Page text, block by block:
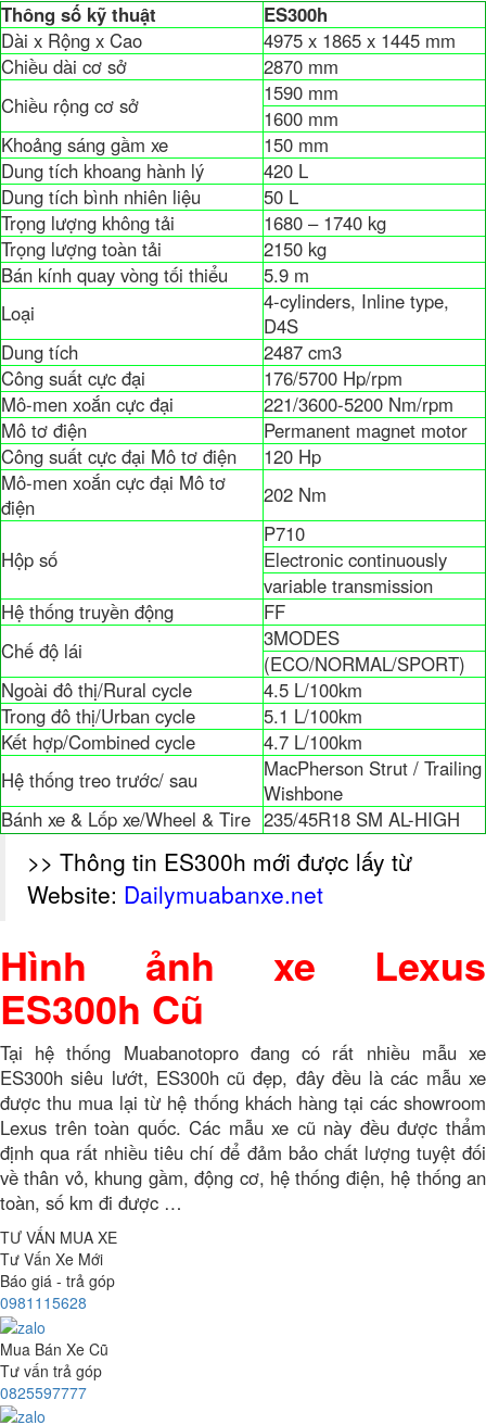
Thông số kỹ thuật
ES300h
Dài x Rộng x Cao
4975 x 1865 x 1445 mm
Chiều dài cơ sở
2870 mm
Chiều rộng cơ sở
1590 mm
1600 mm
Khoảng sáng gầm xe
150 mm
Dung tích khoang hành lý
420 L
Dung tích bình nhiên liệu
50 L
Trọng lượng không tải
1680 – 1740 kg
Trọng lượng toàn tải
2150 kg
Bán kính quay vòng tối thiểu
5.9 m
Loại
4-cylinders, Inline type,
D4S
Dung tích
2487 cm3
Công suất cực đại
176/5700 Hp/rpm
Mô-men xoắn cực đại
221/3600-5200 Nm/rpm
Mô tơ điện
Permanent magnet motor
Công suất cực đại Mô tơ điện
120 Hp
Mô-men xoắn cực đại Mô tơ
điện
202 Nm
Hộp số
P710
Electronic continuously
variable transmission
Hệ thống truyền động
FF
Chế độ lái
3MODES
(ECO/NORMAL/SPORT)
Ngoài đô thị/Rural cycle
4.5 L/100km
Trong đô thị/Urban cycle
5.1 L/100km
Kết hợp/Combined cycle
4.7 L/100km
Hệ thống treo trước/ sau
MacPherson Strut / Trailing
Wishbone
Bánh xe & Lốp xe/Wheel & Tire 235/45R18 SM AL-HIGH
>> Thông tin ES300h mới được lấy từ
Website: Dailymuabanxe.net
Hình ảnh xe Lexus
ES300h Cũ
Tại hệ thống Muabanotopro đang có rất nhiều mẫu xe
ES300h siêu lướt, ES300h cũ đẹp, đây đều là các mẫu xe
được thu mua lại từ hệ thống khách hàng tại các showroom
Lexus trên toàn quốc. Các mẫu xe cũ này đều được thẩm
định qua rất nhiều tiêu chí để đảm bảo chất lượng tuyệt đối
về thân vỏ, khung gầm, động cơ, hệ thống điện, hệ thống an
toàn, số km đi được …
TƯ VẤN MUA XE
Tư Vấn Xe Mới
Báo giá - trả góp
0981115628
Mua Bán Xe Cũ
Tư vấn trả góp
0825597777